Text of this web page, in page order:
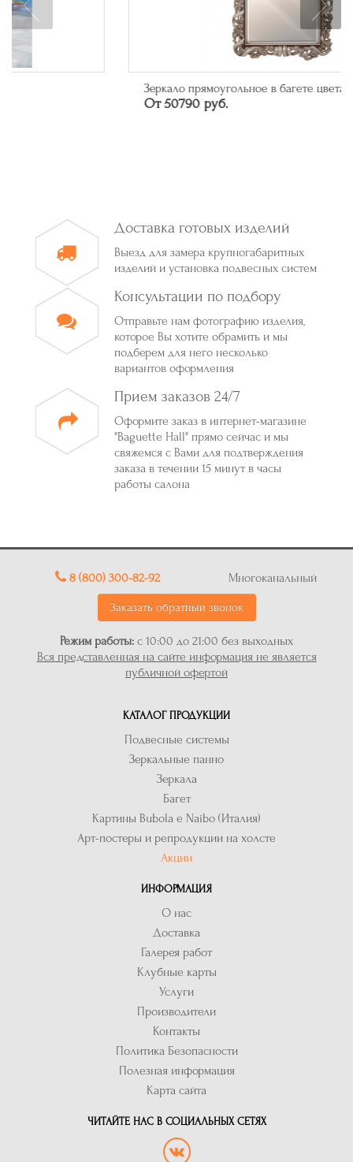
Зеркало прямоугольное в багете цвета серебро
Доставка готовых изделий
Выезд для замера крупногабаритных
изделий и установка подвесных систем
Консультации по подбору
Отправьте нам фотографию изделия,
которое Вы хотите обрамить и мы
подберем для него несколько
вариантов оформления
Прием заказов 24/7
Оформите заказ в интернет-магазине
"Baguette Hall" прямо сейчас и мы
свяжемся с Вами для подтверждения
заказа в течении 15 минут в часы
работы салона
8 (800) 300-82-92 Многоканальный
Заказать обратный звонок
Режим работы: с 10:00 до 21:00 без выходных
Вся представленная на сайте информация не является
публичной офертой
КАТАЛОГ ПРОДУКЦИИ
Подвесные системы
Зеркальные панно
Зеркала
Багет
Картины Bubola e Naibo (Италия)
Арт-постеры и репродукции на холсте
Акции
ИНФОРМАЦИЯ
О нас
Доставка
Галерея работ
Клубные карты
Услуги
Производители
Контакты
Политика Безопасности
Полезная информация
Карта сайта
ЧИТАЙТЕ НАС В СОЦИАЛЬНЫХ СЕТЯХ